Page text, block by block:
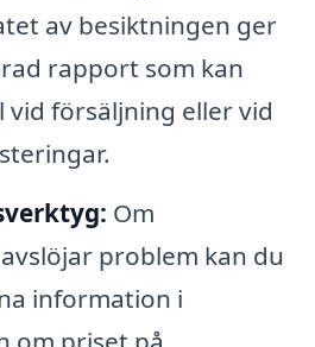
av besiktningen ger
rapport som kan
vid försäljning eller vid
Om
problem kan du
information i